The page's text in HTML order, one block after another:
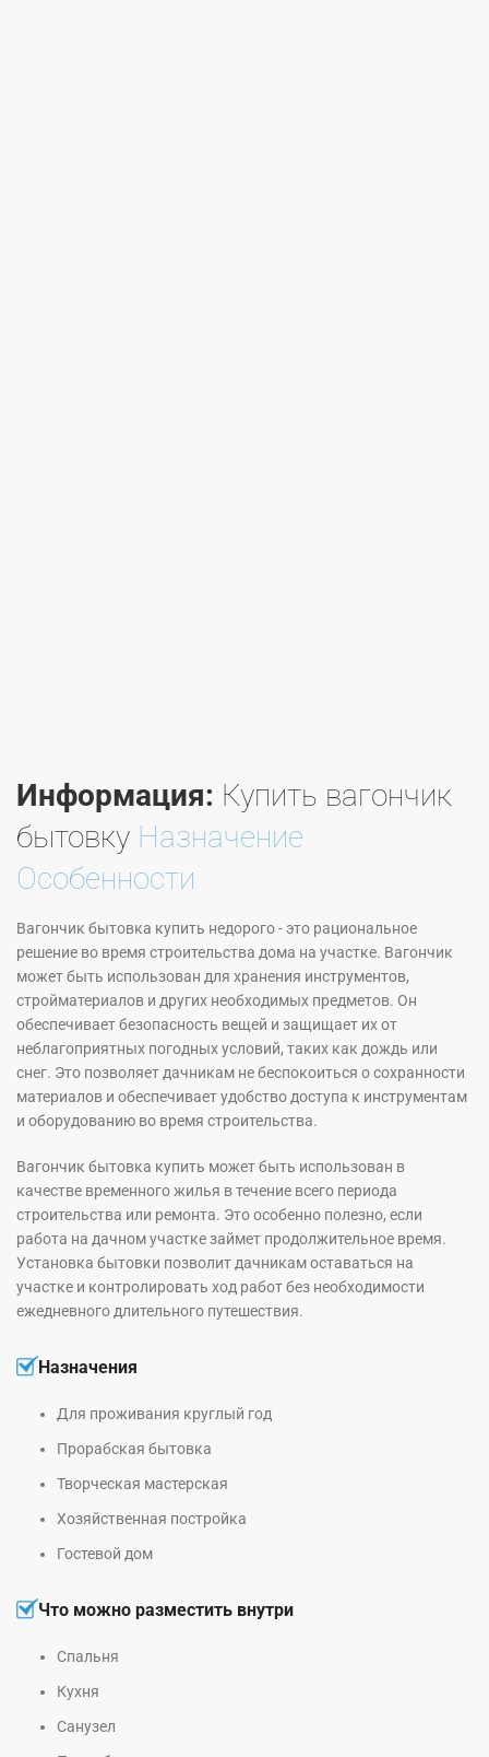
Информация: Купить вагончик
бытовку Назначение
Особенности
Вагончик бытовка купить недорого - это рациональное
решение во время строительства дома на участке. Вагончик
может быть использован для хранения инструментов,
стройматериалов и других необходимых предметов. Он
обеспечивает безопасность вещей и защищает их от
неблагоприятных погодных условий, таких как дождь или
снег. Это позволяет дачникам не беспокоиться о сохранности
материалов и обеспечивает удобство доступа к инструментам
и оборудованию во время строительства.
Вагончик бытовка купить может быть использован в
качестве временного жилья в течение всего периода
строительства или ремонта. Это особенно полезно, если
работа на дачном участке займет продолжительное время.
Установка бытовки позволит дачникам оставаться на
участке и контролировать ход работ без необходимости
ежедневного длительного путешествия.
Назначения
Для проживания круглый год
Прорабская бытовка
Творческая мастерская
Хозяйственная постройка
Гостевой дом
Что можно разместить внутри
Спальня
Кухня
Санузел